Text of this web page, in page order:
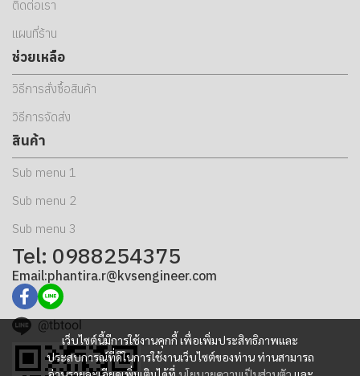
เว็บไซต์นี้มีการใช้งานคุกกี้ เพื่อเพิ่มประสิทธิภาพและ
ประสบการณ์ที่ดีในการใช้งานเว็บไซต์ของท่าน ท่านสามารถ
ติดต่อเรา
แผนที่ร้าน
ช่วยเหลือ
วิธีการสั่งซื้อสินค้า
วิธีการจัดส่ง
สินค้า
Sub menu 1
Sub menu 2
Sub menu 3
Tel: 0988254375
Email:phantira.r@kvsengineer.com
@tbtool